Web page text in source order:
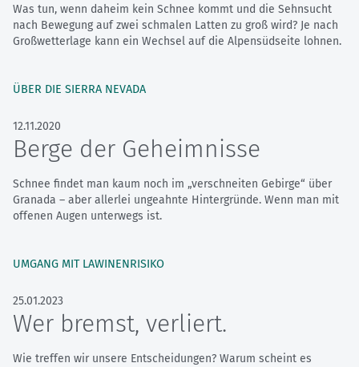
Was tun, wenn daheim kein Schnee kommt und die Sehnsucht
nach Bewegung auf zwei schmalen Latten zu groß wird? Je nach
Großwetterlage kann ein Wechsel auf die Alpensüdseite lohnen.
ÜBER DIE SIERRA NEVADA
12.11.2020
Berge der Geheimnisse
Schnee findet man kaum noch im „verschneiten Gebirge“ über
Granada – aber allerlei ungeahnte Hintergründe. Wenn man mit
offenen Augen unterwegs ist.
UMGANG MIT LAWINENRISIKO
25.01.2023
Wer bremst, verliert.
Wie treffen wir unsere Entscheidungen? Warum scheint es